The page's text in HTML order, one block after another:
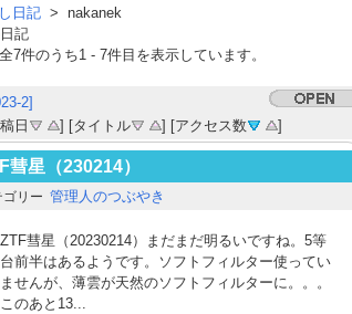
日記 > nakanek
記
全7件のうち1- 7件目を表示しています。
2]
日
] [タイトル ] [アクセス数 ]
彗星（230214）
ゴリー 管理人のつぶやき
ZTF彗星（20230214）まだまだ明るいですね。5等
台前半はあるようです。ソフトフィルター使ってい
ませんが、薄雲が天然のソフトフィルターに。。。
このあと13...